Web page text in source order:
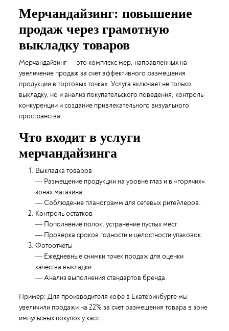
Мерчандайзинг: повышение
продаж через грамотную
выкладку товаров
Мерчандайзинг — это комплекс мер, направленных на
увеличение продаж за счет эффективного размещения
продукции в торговых точках. Услуга включает не только
выкладку, но и анализ покупательского поведения, контроль
конкуренции и создание привлекательного визуального
пространства.
Что входит в услуги
мерчандайзинга
Выкладка товаров
— Размещение продукции на уровне глаз и в «горячих»
зонах магазина.
— Соблюдение планограмм для сетевых ритейлеров.
Контроль остатков
— Пополнение полок, устранение пустых мест.
— Проверка сроков годности и целостности упаковок.
Фотоотчеты
— Ежедневные снимки точек продаж для оценки
качества выкладки.
— Анализ выполнения стандартов бренда.
Пример: Для производителя кофе в Екатеринбурге мы
увеличили продажи на 22% за счет размещения товара в зоне
импульсных покупок у касс.